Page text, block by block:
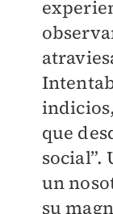
que
social”.
un
su